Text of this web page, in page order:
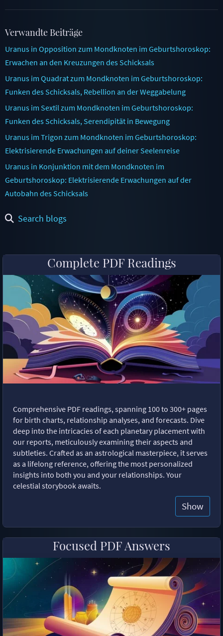
Verwandte Beiträge
Uranus in Opposition zum Mondknoten im Geburtshoroskop:
Erwachen an den Kreuzungen des Schicksals
Uranus im Quadrat zum Mondknoten im Geburtshoroskop:
Funken des Schicksals, Rebellion an der Weggabelung
Uranus im Sextil zum Mondknoten im Geburtshoroskop:
Funken des Schicksals, Serendipität in Bewegung
Uranus im Trigon zum Mondknoten im Geburtshoroskop:
Elektrisierende Erwachungen auf deiner Seelenreise
Uranus in Konjunktion mit dem Mondknoten im
Geburtshoroskop: Elektrisierende Erwachungen auf der
Autobahn des Schicksals
Search blogs
Complete PDF Readings
Comprehensive PDF readings, spanning 100 to 300+ pages
for birth charts, relationship analyses, and forecasts. Dive
deep into the intricacies of each planetary placement with
our reports, meticulously examining their aspects and
subtleties. Crafted as an astrological masterpiece, it serves
as a lifelong reference, offering the most personalized
insights into both you and your relationships. Your
celestial storybook awaits.
Show
Focused PDF Answers